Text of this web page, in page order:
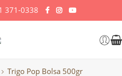
371-0338
Trigo Pop Bolsa 500gr